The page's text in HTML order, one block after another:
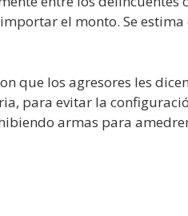
el monto. Se estima
que los agresores les
para evitar la
armas para